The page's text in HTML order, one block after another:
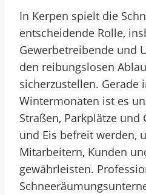
In Kerpen spielt die
entscheidende Rolle,
Gewerbetreibende und
den reibungslosen
sicherzustellen. Gerade
Wintermonaten ist es
Straßen, Parkplätze und
und Eis befreit werden,
Mitarbeitern, Kunden
gewährleisten.